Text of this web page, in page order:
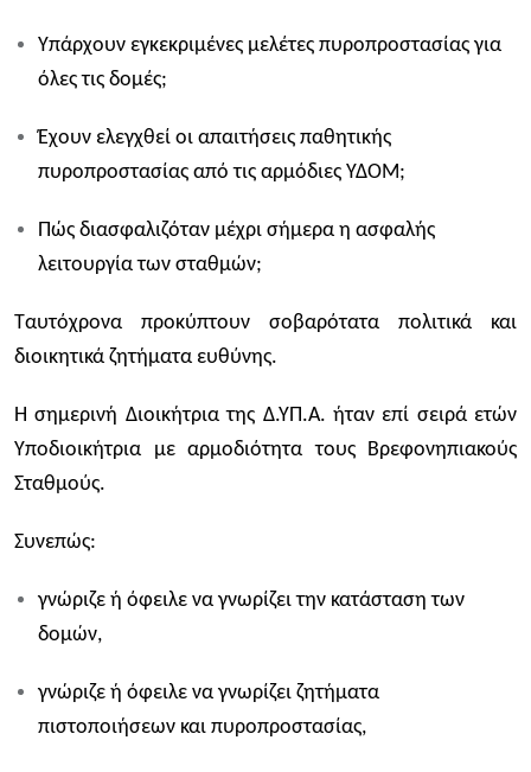
Υπάρχουν εγκεκριμένες μελέτες πυροπροστασίας για
όλες τις δομές;
Έχουν ελεγχθεί οι απαιτήσεις παθητικής
πυροπροστασίας από τις αρμόδιες ΥΔΟΜ;
Πώς διασφαλιζόταν μέχρι σήμερα η ασφαλής
λειτουργία των σταθμών;
Ταυτόχρονα προκύπτουν σοβαρότατα πολιτικά και
διοικητικά ζητήματα ευθύνης.
Η σημερινή Διοικήτρια της Δ.ΥΠ.Α. ήταν επί σειρά ετών
Υποδιοικήτρια με αρμοδιότητα τους Βρεφονηπιακούς
Σταθμούς.
Συνεπώς:
γνώριζε ή όφειλε να γνωρίζει την κατάσταση των
δομών,
γνώριζε ή όφειλε να γνωρίζει ζητήματα
πιστοποιήσεων και πυροπροστασίας,